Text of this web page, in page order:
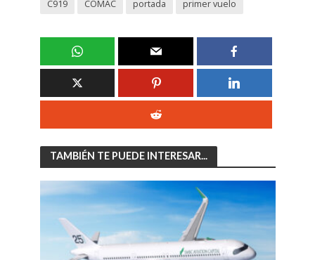
C919
COMAC portada primer vuelo
TAMBIÉN TE PUEDE INTERESAR...